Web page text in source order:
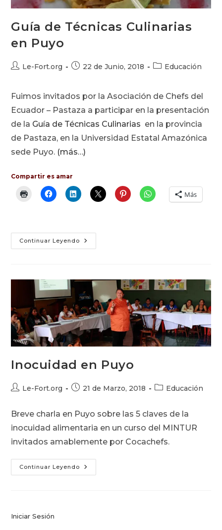
Guía de Técnicas Culinarias
en Puyo
Autor
entrada:
Le-Fort.org
Publicación
entrada:
22 de Junio, 2018
Categoría
entrada:
Educación
Fuimos invitados por la Asociación de Chefs del
Ecuador – Pastaza a participar en la presentación
de la Guía de Técnicas Culinarias en la provincia
de Pastaza, en la Universidad Estatal Amazónica
sede Puyo. (más…)
Compartir es amar
Más
Continuar Leyendo Guía
De
Inocuidad en Puyo
Autor
entrada:
Le-Fort.org
Publicación
entrada:
21 de Marzo, 2018
Categoría
entrada:
Educación
Breve charla en Puyo sobre las 5 claves de la
inocuidad alimentaria en un curso del MINTUR
invitados amablemente por Cocachefs.
Continuar Leyendo Inocuidad
En
Iniciar Sesión